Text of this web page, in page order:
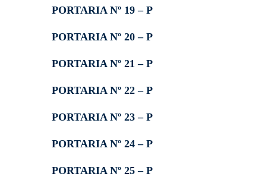
PORTARIA Nº 19 – P
PORTARIA Nº 20 – P
PORTARIA Nº 21 – P
PORTARIA Nº 22 – P
PORTARIA Nº 23 – P
PORTARIA Nº 24 – P
PORTARIA Nº 25 – P